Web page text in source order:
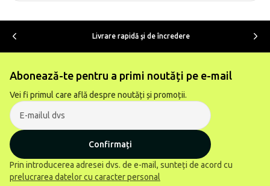
Livrare rapidă şi de încredere
Abonează-te pentru a primi noutăți pe e-mail
Vei fi primul care află despre noutăți și promoții.
Confirmați
Prin introducerea adresei dvs. de e-mail, sunteți de acord cu
prelucrarea datelor cu caracter personal